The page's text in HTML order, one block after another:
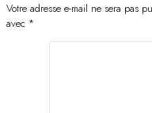
Votre adresse e-mail ne sera pas
avec *